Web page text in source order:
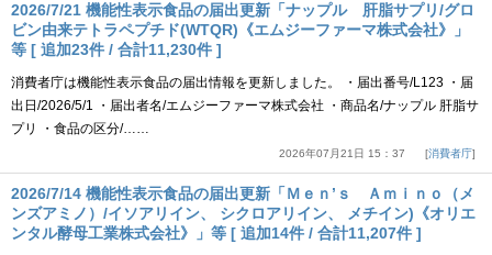
2026/7/21 機能性表示食品の届出更新「ナップル 肝脂サプリ/グロ
ビン由来テトラペプチド(WTQR)《エムジーファーマ株式会社》」
等 [ 追加23件 / 合計11,230件 ]
消費者庁は機能性表示食品の届出情報を更新しました。 ・届出番号/L123 ・届
出日/2026/5/1 ・届出者名/エムジーファーマ株式会社 ・商品名/ナップル 肝脂サ
プリ ・食品の区分/……
2026年07月21日 15：37 消費者庁
2026/7/14 機能性表示食品の届出更新「Ｍｅｎ’ｓ Ａｍｉｎｏ（メ
ンズアミノ）/イソアリイン、 シクロアリイン、 メチイン)《オリエ
ンタル酵母工業株式会社》」等 [ 追加14件 / 合計11,207件 ]